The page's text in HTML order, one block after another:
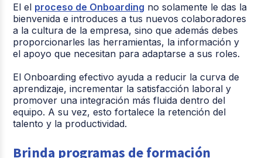
El el proceso de Onboarding no solamente le das la
bienvenida e introduces a tus nuevos colaboradores
a la cultura de la empresa, sino que además debes
proporcionarles las herramientas, la información y
el apoyo que necesitan para adaptarse a sus roles.
El Onboarding efectivo ayuda a reducir la curva de
aprendizaje, incrementar la satisfacción laboral y
promover una integración más fluida dentro del
equipo. A su vez, esto fortalece la retención del
talento y la productividad.
Brinda programas de formación